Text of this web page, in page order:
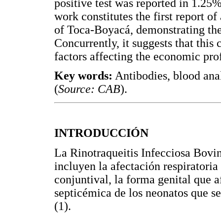
positive test was reported in
work constitutes the first report
of Toca-Boyacá, demonstrating
Concurrently, it suggests that this
factors affecting the economic
Key words: Antibodies, blood
(Source: CAB).
INTRODUCCIÓN
La Rinotraqueitis Infecciosa
incluyen la afectación respiratoria
conjuntival, la forma genital que
septicémica de los neonatos que
(1).